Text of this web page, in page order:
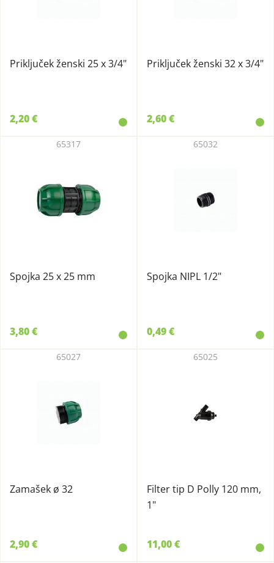
Priključek ženski 25 x 3/4"
2,20 €
Priključek ženski 32 x 3/4"
2,60 €
Spojka 25 x 25 mm
65317
3,80 €
Spojka NIPL 1/2"
65032
0,49 €
Zamašek ø 32
65027
2,90 €
Filter tip D Polly 120 mm,
1"
65025
11,00 €